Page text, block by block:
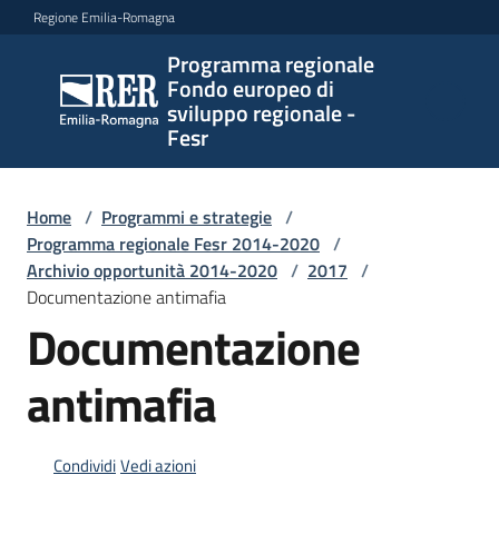
Vai al contenuto
Vai alla navigazione
Vai al footer
Regione Emilia-Romagna
Programma regionale
Fondo europeo di
sviluppo regionale -
Fesr
Programma
regionale
Fondo
europeo di
regionale -
Fesr
Novità
Home / Programmi e strategie /
Programma regionale Fesr 2014-2020 /
Archivio opportunità 2014-2020 / 2017 /
Documentazione antimafia
Documentazione
antimafia
CondividiVedi azioni